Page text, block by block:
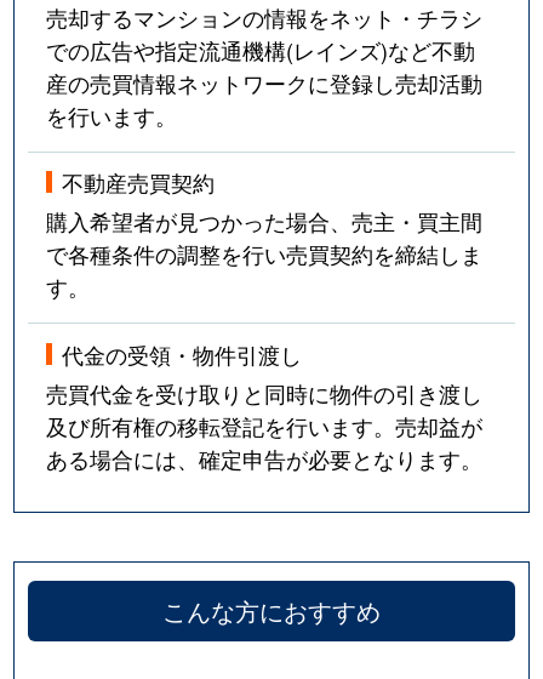
売却するマンションの情報をネット・チラシ
での広告や指定流通機構(レインズ)など不動
産の売買情報ネットワークに登録し売却活動
を行います。
不動産売買契約
購入希望者が見つかった場合、売主・買主間
で各種条件の調整を行い売買契約を締結しま
す。
代金の受領・物件引渡し
売買代金を受け取りと同時に物件の引き渡し
及び所有権の移転登記を行います。売却益が
ある場合には、確定申告が必要となります。
こんな方におすすめ